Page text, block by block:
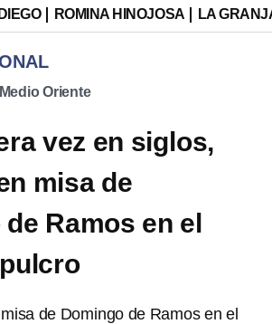
ROMINA HINOJOSA LA
Medio Oriente
vez en siglos,
misa de
Ramos en el
de Domingo de Ramos en el